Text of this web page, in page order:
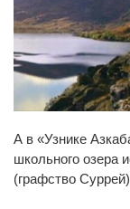
А в «Узнике
школьного озера
(графство